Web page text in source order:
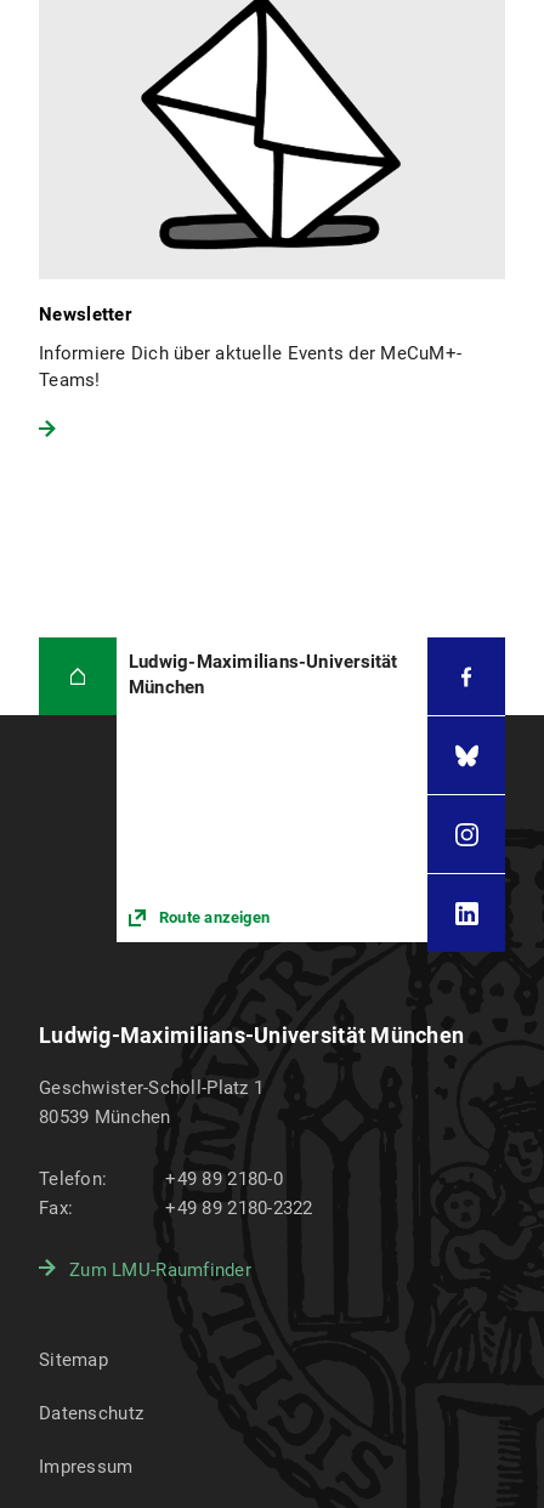
Newsletter
Informiere Dich über aktuelle Events der MeCuM+-
Teams!
Ludwig-Maximilians-Universität
München
Route anzeigen
Ludwig-Maximilians-Universität München
Geschwister-Scholl-Platz 1
80539 München
Telefon:
+49 89 2180-0
Fax:
+49 89 2180-2322
Zum LMU-Raumfinder
Sitemap
Datenschutz
Impressum